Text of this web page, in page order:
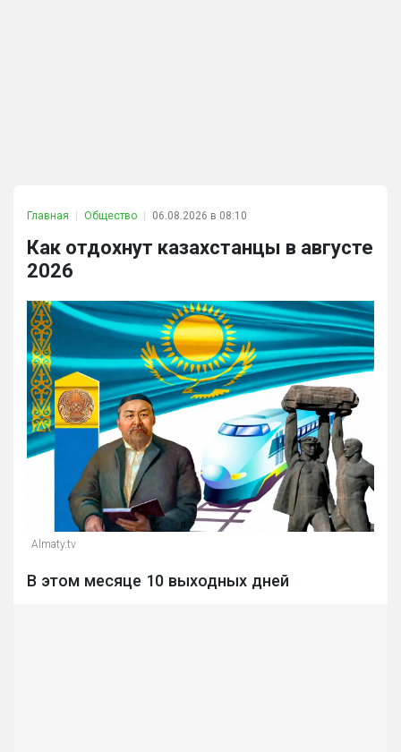
Главная Общество 06.08.2026 в 08:10
Как отдохнут казахстанцы в августе
2026
Almaty.tv
В этом месяце 10 выходных дней